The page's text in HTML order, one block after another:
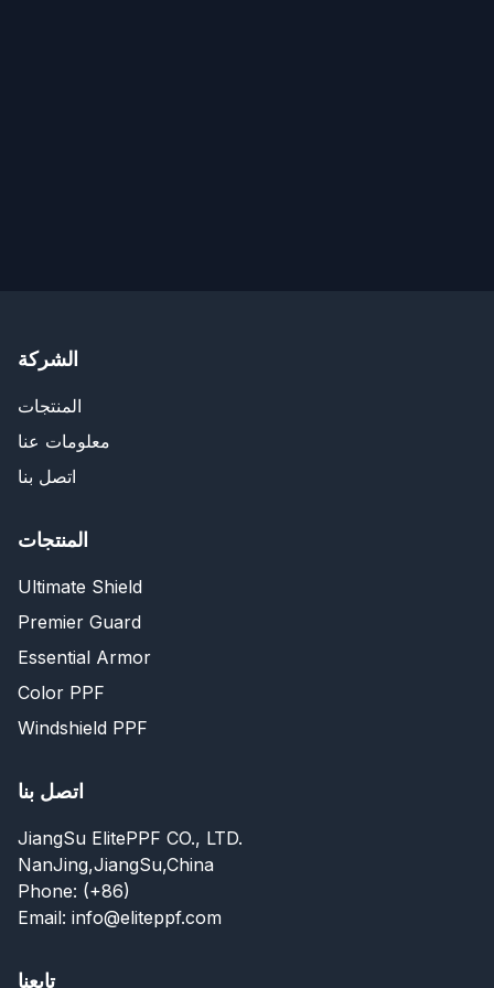
الشركة
المنتجات
معلومات عنا
اتصل بنا
المنتجات
Ultimate Shield
Premier Guard
Essential Armor
Color PPF
Windshield PPF
اتصل بنا
JiangSu ElitePPF CO., LTD.
NanJing,JiangSu,China
Phone: (+86)
Email: info@eliteppf.com
تابعنا